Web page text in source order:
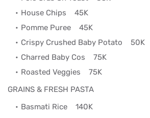
House Chips 45K
Pomme Puree 45K
Crispy Crushed Baby Potato 50K
Charred Baby Cos 75K
Roasted Veggies 75K
GRAINS & FRESH PASTA
Basmati Rice 140K